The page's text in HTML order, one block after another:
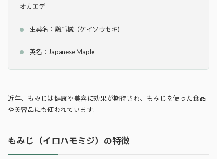
オカエデ
生薬名：鶏爪槭（ケイソウセキ)
英名：Japanese Maple
近年、もみじは健康や美容に効果が期待され、もみじを使った食品
や美容品にも使われています。
もみじ（イロハモミジ）の特徴